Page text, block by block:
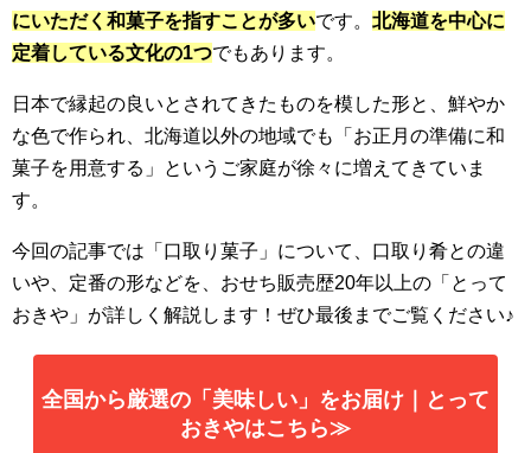
にいただく和菓子を指すことが多いです。 北海道を中心に
定着している文化の1つでもあります。
日本で縁起の良いとされてきたものを模した形と、鮮やか
な色で作られ、北海道以外の地域でも「お正月の準備に和
菓子を用意する」というご家庭が徐々に増えてきていま
す。
今回の記事では「口取り菓子」について、口取り肴との違
いや、定番の形などを、おせち販売歴20年以上の「とって
おきや」が詳しく解説します！ぜひ最後までご覧ください♪
全国から厳選の「美味しい」をお届け｜とって
おきやはこちら≫